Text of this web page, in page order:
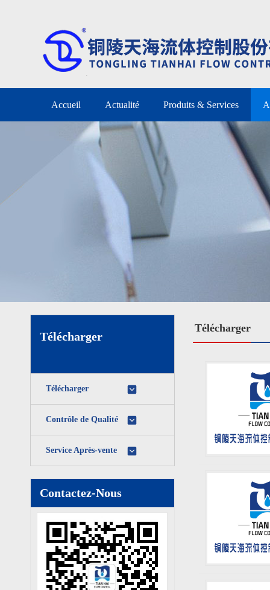
Accueil Actualité Produits & Services
Télécharger
Télécharger
Contrôle de Qualité
Service Après-vente
Contactez-Nous
Télécharger